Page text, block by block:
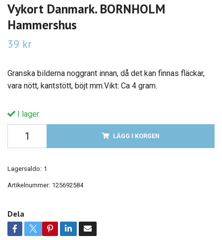
Vykort Danmark. BORNHOLM
Hammershus
39 kr
Granska bilderna noggrant innan, då det kan finnas fläckar,
vara nött, kantstött, böjt mm.Vikt: Ca 4 gram.
I lager.
LÄGG I KORGEN
Lagersaldo: 1
Artikelnummer: 125692584
Dela